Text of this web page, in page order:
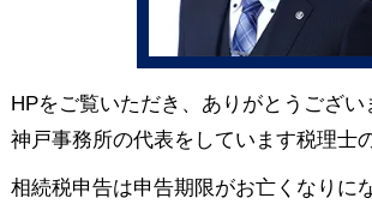
HPをご覧いただき、ありがとうござい
神戸事務所の代表をしています税理士
相続税申告は申告期限がお亡くなりに